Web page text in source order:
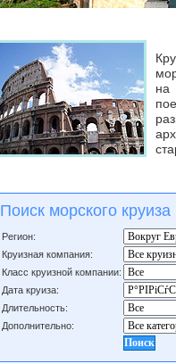
на
Поиск морского круиза
Регион:
Круизная компания:
Класс круизной компании:
Дата круиза:
Длительность:
Дополнительно: